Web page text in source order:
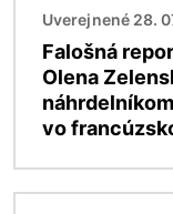
Uverejnené 28.
Falošná
Olena
vo